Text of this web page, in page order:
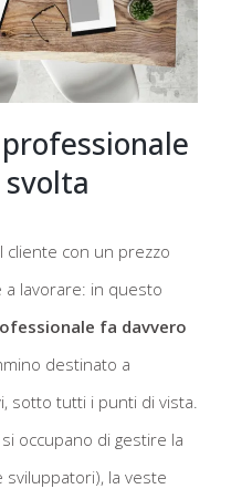
cliente con un prezzo
a lavorare: in questo
fa davvero
destinato a
sotto tutti i punti di vista.
occupano di gestire la
la veste